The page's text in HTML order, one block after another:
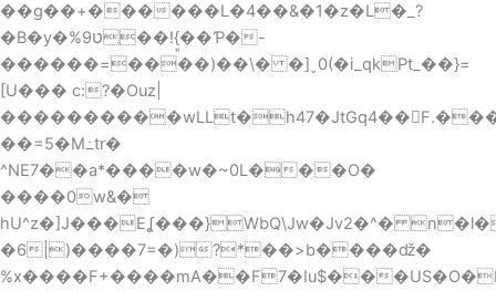
��g��+������L�4��&�1�z�L�_?
�B�y�%ט9��!{͈��Ƥ�-
������=����)��\� �]ˬ0(�i_qkPt_��}=
[U��� c:?�Ouz|
��=5�M߸tr�
^NE7��a*����w�~0L���O�
����0w&�
hU^z�]J���Eʆ���}WbQ\Jw�Jv2�^�
�6|)����7=�)?*��>b����ǆ�
%x����F+����mA��F7�Iu$��